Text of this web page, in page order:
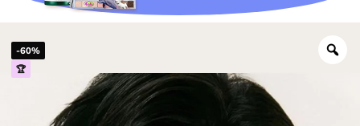
-60%
🏆